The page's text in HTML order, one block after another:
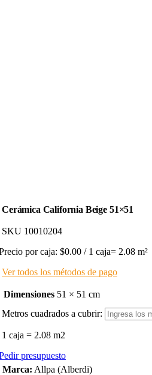
Cerámica California Beige 51×51
SKU 10010204
por caja: $0.00 / 1 caja= 2.08 m²
Ver todos los métodos de pago
Dimensiones 51 × 51 cm
Metros cuadrados a cubrir:
1 caja = 2.08 m2
presupuesto
Marca: Allpa (Alberdi)